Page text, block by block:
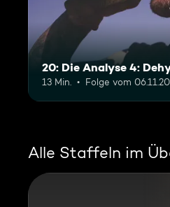
20: Die Analyse 4:
13 Min. Folge vom
Alle Staffeln im